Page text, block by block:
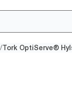
/Tork OptiServe®